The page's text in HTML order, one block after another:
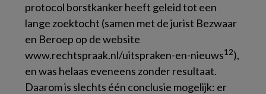
protocol borstkankerheeft geleid tot een
lange zoektocht (samen met de jurist Bezwaar
en Beroep op de website
www.rechtspraak.nl/uitspraken-en-nieuws12),
en was helaas eveneens zonder resultaat.
Daarom is slechts één conclusie mogelijk: er